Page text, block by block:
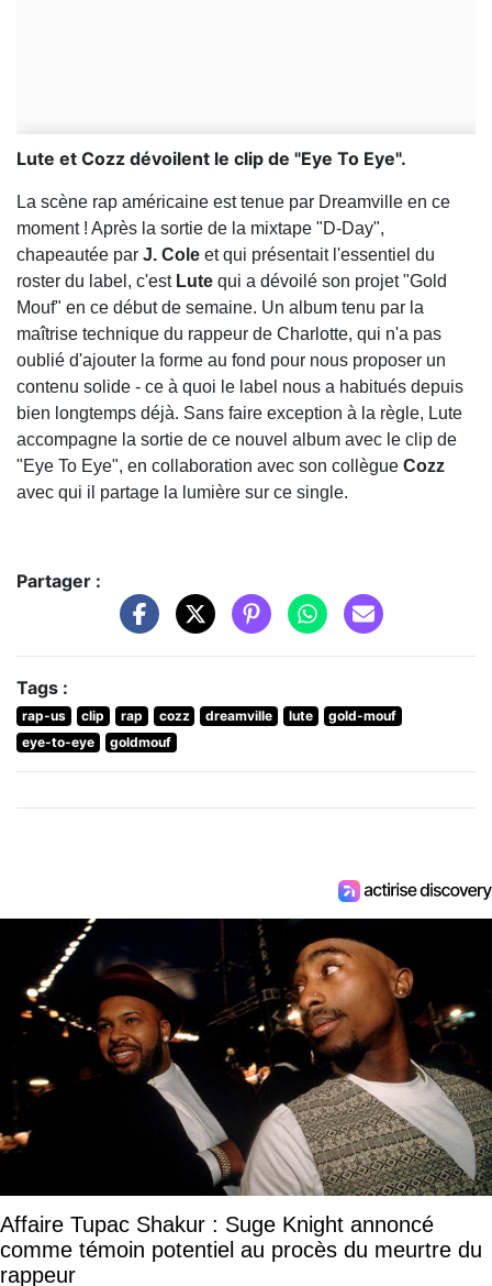
Lute et Cozz dévoilent le clip de "Eye To Eye".
La scène rap américaine est tenue par Dreamville en ce
moment ! Après la sortie de la mixtape "D-Day",
chapeautée par J. Cole et qui présentait l'essentiel du
roster du label, c'est Lute qui a dévoilé son projet "Gold
Mouf" en ce début de semaine. Un album tenu par la
maîtrise technique du rappeur de Charlotte, qui n'a pas
oublié d'ajouter la forme au fond pour nous proposer un
contenu solide - ce à quoi le label nous a habitués depuis
bien longtemps déjà. Sans faire exception à la règle, Lute
accompagne la sortie de ce nouvel album avec le clip de
"Eye To Eye", en collaboration avec son collègue Cozz
avec qui il partage la lumière sur ce single.
Partager :
Tags :
rap-us clip rap cozz dreamville lute
gold-mouf
eye-to-eye
goldmouf
Affaire Tupac Shakur : Suge Knight annoncé
comme témoin potentiel au procès du meurtre du
rappeur